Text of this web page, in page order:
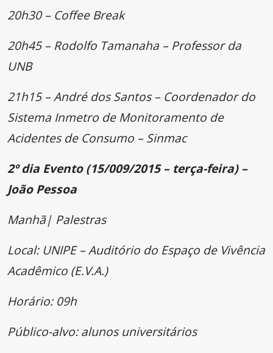
20h30 – Coffee Break
20h45 – Rodolfo Tamanaha – Professor da
UNB
21h15 – André dos Santos – Coordenador do
Sistema Inmetro de Monitoramento de
Acidentes de Consumo – Sinmac
2º dia Evento (15/009/2015 – terça-feira) –
João Pessoa
Manhã| Palestras
Local: UNIPE – Auditório do Espaço de Vivência
Acadêmico (E.V.A.)
Horário: 09h
Público-alvo: alunos universitários